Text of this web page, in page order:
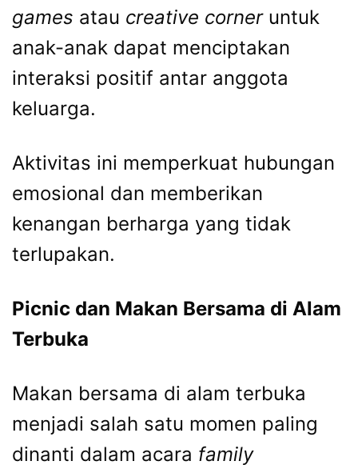
games atau creative corneruntuk
anak-anak dapat menciptakan
interaksi positif antar anggota
keluarga.
Aktivitas ini memperkuat hubungan
emosional dan memberikan
kenangan berharga yang tidak
terlupakan.
Picnic dan Makan Bersama di Alam
Terbuka
Makan bersama di alam terbuka
menjadi salah satu momen paling
dinanti dalam acara family